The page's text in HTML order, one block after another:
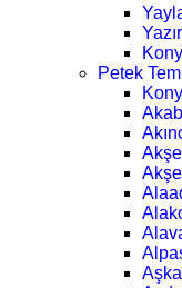
Petek